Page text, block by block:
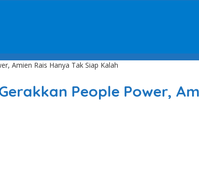
Amien Rais Hanya Tak Siap Kalah
People Power,